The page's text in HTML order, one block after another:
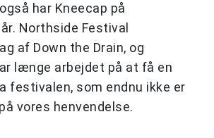
har Kneecap på
Northside Festival
af Down the Drain, og
længe arbejdet på at få en
festivalen, som endnu ikke er
vores henvendelse.